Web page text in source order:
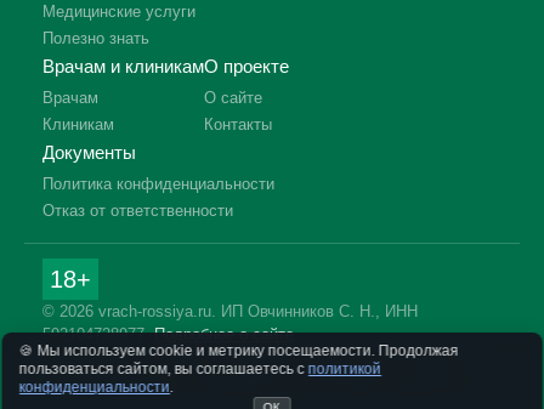
Медицинские услуги
Полезно знать
Врачам и клиникам
Врачам
Клиникам
О проекте
О сайте
Контакты
Документы
Политика конфиденциальности
Отказ от ответственности
18+
© 2026 vrach-rossiya.ru. ИП Овчинников С. Н., ИНН
592104728977.Подробнее о сайте
Информация на сайте не заменяет приём врача. Имеются
противопоказания, необходима консультация специалиста.
🍪 Мы используем cookie и метрику посещаемости. Продолжая
пользоваться сайтом, вы соглашаетесь с политикой
конфиденциальности